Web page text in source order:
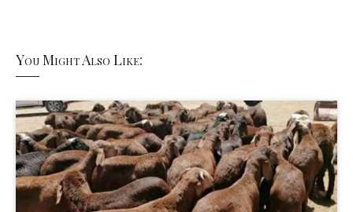
You Might Also Like: